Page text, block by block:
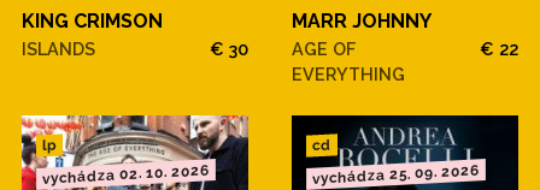
KING CRIMSON
ISLANDS € 30
MARR JOHNNY
AGE OF
EVERYTHING
€ 22
lp
vychádza 02. 10. 2026
cd
vychádza 25. 09. 2026